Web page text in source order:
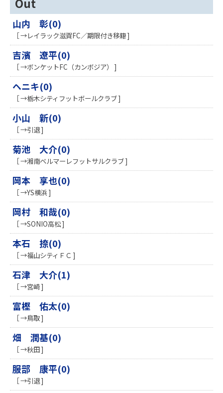
Out
山内 彰(0)
［ →レイラック滋賀FC／期限付き移籍 ]
吉濱 遼平(0)
［ →ボンケットFC（カンボジア） ]
ヘニキ(0)
［ →栃木シティフットボールクラブ ]
小山 新(0)
［ →引退 ]
菊池 大介(0)
［ →湘南ベルマーレフットサルクラブ ]
岡本 享也(0)
［ →YS横浜 ]
岡村 和哉(0)
［ →SONIO高松 ]
本石 捺(0)
［ →福山シティＦＣ ]
石津 大介(1)
［ →宮崎 ]
富樫 佑太(0)
［ →鳥取 ]
畑 潤基(0)
［ →秋田 ]
服部 康平(0)
［ →引退 ]